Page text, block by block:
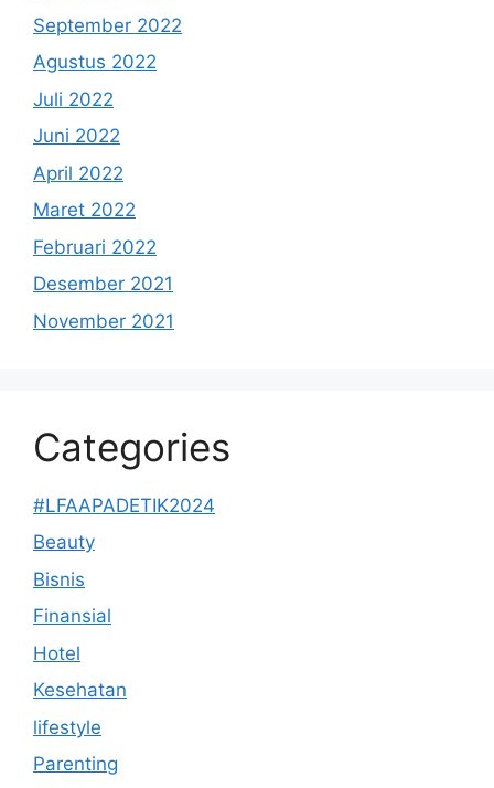
September 2022
Agustus 2022
Juli 2022
Juni 2022
April 2022
Maret 2022
Februari 2022
Desember 2021
November 2021
Categories
#LFAAPADETIK2024
Beauty
Bisnis
Finansial
Hotel
Kesehatan
lifestyle
Parenting